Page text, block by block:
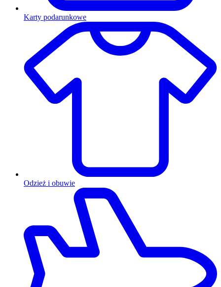
Karty podarunkowe
Odzież i obuwie